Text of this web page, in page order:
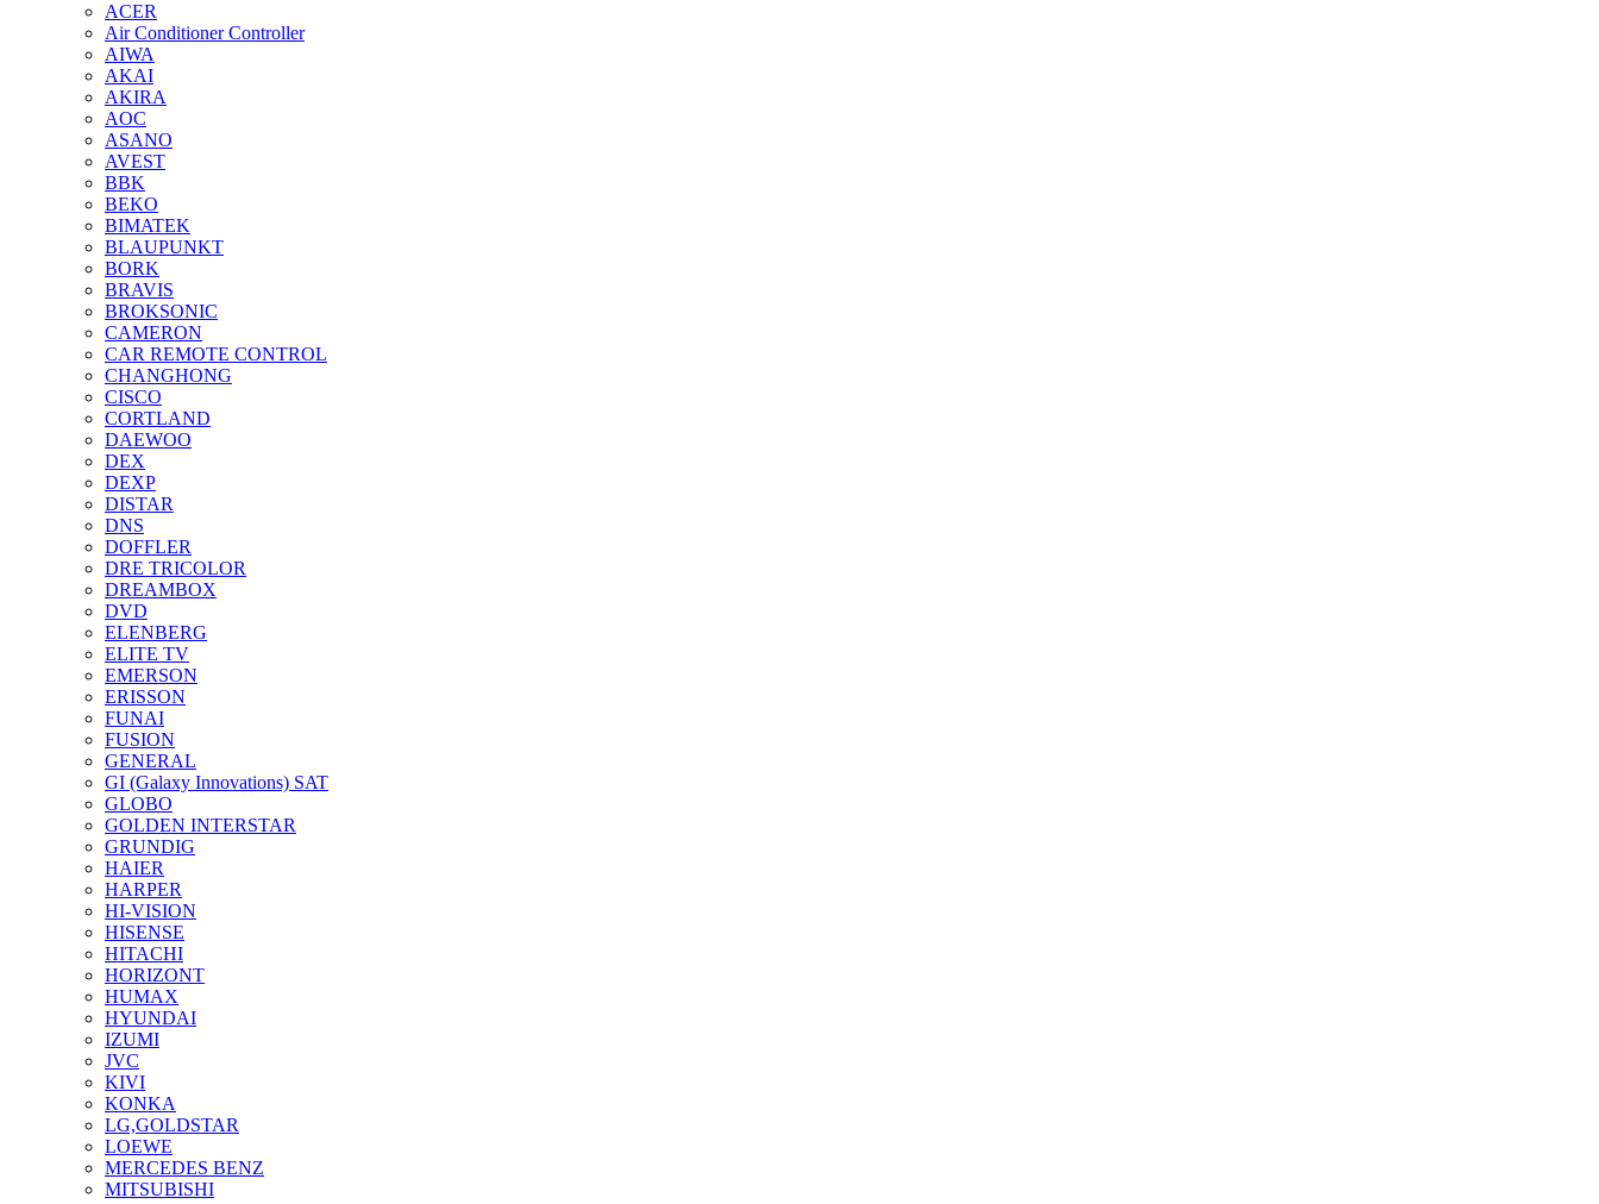
ACER
Air Conditioner Controller
AIWA
AKAI
AKIRA
AOC
ASANO
AVEST
BBK
BEKO
BIMATEK
BLAUPUNKT
BORK
BRAVIS
BROKSONIC
CAMERON
CAR REMOTE CONTROL
CHANGHONG
CISCO
CORTLAND
DAEWOO
DEX
DEXP
DISTAR
DNS
DOFFLER
DRE TRICOLOR
DREAMBOX
DVD
ELENBERG
ELITE TV
EMERSON
ERISSON
FUNAI
FUSION
GENERAL
GI (Galaxy Innovations) SAT
GLOBO
GOLDEN INTERSTAR
GRUNDIG
HAIER
HARPER
HI-VISION
HISENSE
HITACHI
HORIZONT
HUMAX
HYUNDAI
IZUMI
JVC
KIVI
KONKA
LG,GOLDSTAR
LOEWE
MERCEDES BENZ
MITSUBISHI